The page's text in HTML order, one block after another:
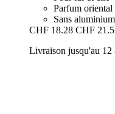
Parfum oriental
Sans aluminium
CHF 18.28 CHF
Livraison jusqu'au 12